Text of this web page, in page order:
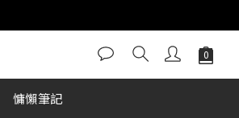
慵懶筆記
立即購買